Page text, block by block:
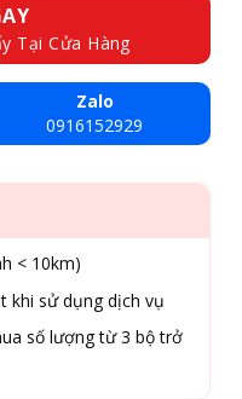
Tại Cửa Hàng
Zalo
0916152929
< 10km)
khi sử dụng dịch vụ
số lượng từ 3 bộ trở